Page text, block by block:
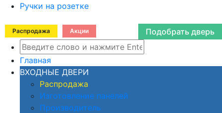
Ручки на розетке
Распродажа Акции Подобрать дверь
Главная
ВХОДНЫЕ ДВЕРИ
Распродажа
Изготовление панелей
Производитель